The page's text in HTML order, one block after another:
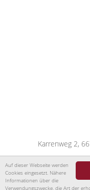
Auf dieser Webseite werden
Cookies eingesetzt. Nähere
Informationen über die
Verwendungszwecke, die Art der
Karrenweg 2,
Tel: +49 (0) 68